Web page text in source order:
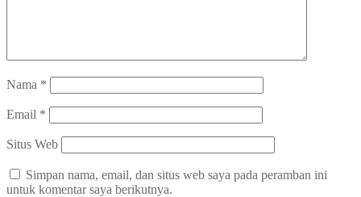
Nama *
Email *
Situs Web
Simpan nama, email, dan situs web saya pada peramban ini
untuk komentar saya berikutnya.